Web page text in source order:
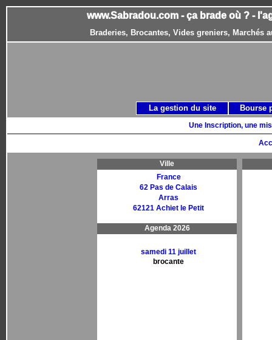
www.Sabradou.com - ça brade où ? -
Braderies, Brocantes, Vides greniers, Marchés
Une Inscription, une
Ville
France
62 Pas de Calais
Arras
62121 Achiet le Petit
Agenda 2026
samedi 11 juillet
brocante
La gestion du site Bourse